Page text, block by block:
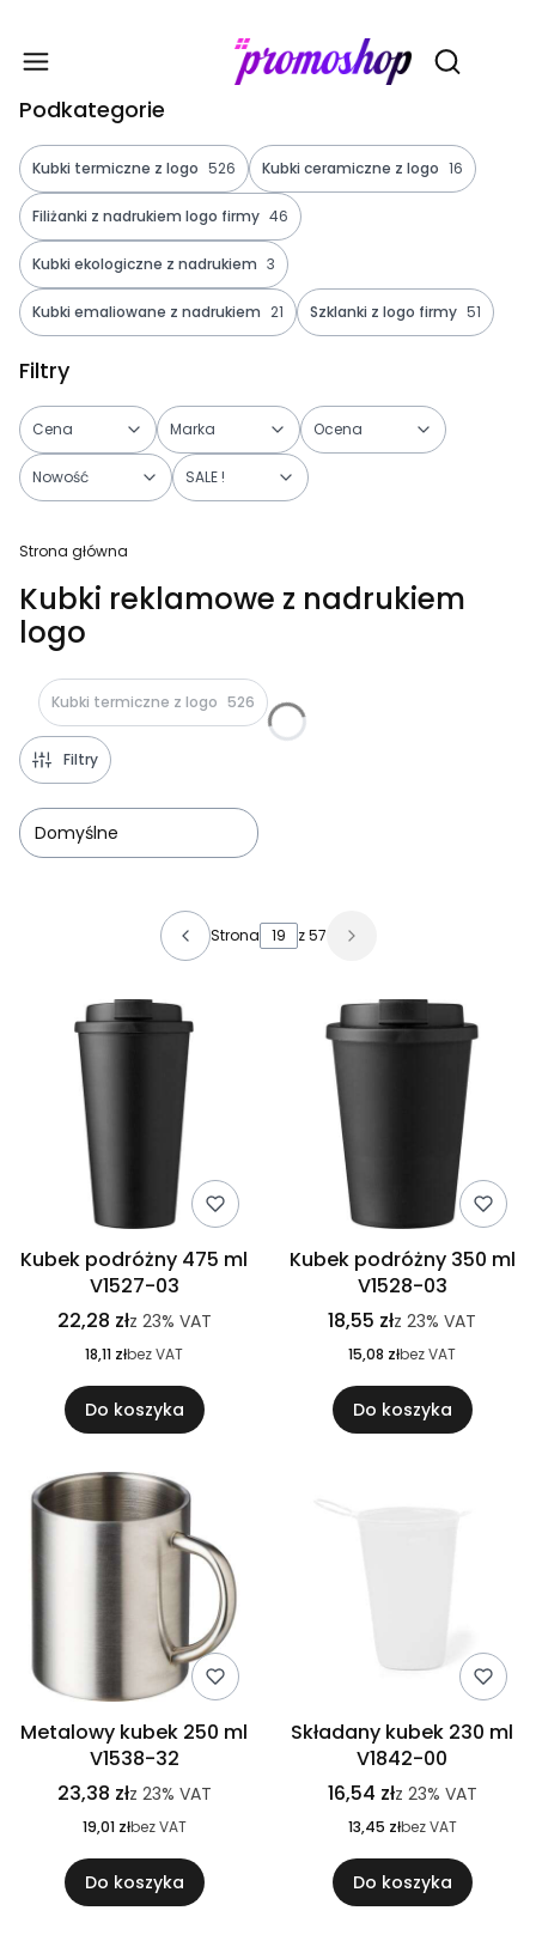
Otwórz
Podkategorie
Kubki termiczne z logo 526 Kubki ceramiczne z logo 16
Filiżanki z nadrukiem logo firmy 46
Kubki ekologiczne z nadrukiem 3
Kubki emaliowane z nadrukiem 21 Szklanki z logo firmy 51
Filtry
Cena Marka Ocena
Nowość SALE !
Strona główna
Kubki reklamowe z nadrukiem
logo
Kubki termiczne z logo 526
Filtry
Domyślne
Lista produktów
Strona z 57
Kubek podróżny 475 ml
V1527-03
22,28 złz 23% VAT
18,11 złbez VAT
Do koszyka
Kubek podróżny 350 ml
V1528-03
18,55 złz 23% VAT
15,08 złbez VAT
Do koszyka
Metalowy kubek 250 ml
V1538-32
23,38 złz 23% VAT
19,01 złbez VAT
Do koszyka
Składany kubek 230 ml
V1842-00
16,54 złz 23% VAT
13,45 złbez VAT
Do koszyka